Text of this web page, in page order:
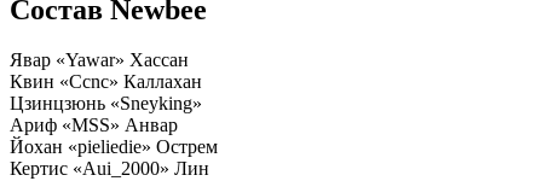
Состав Newbee
Явар «Yawar» Хассан
Квин «Ccnc» Каллахан
Цзинцзюнь «Sneyking»
Ариф «MSS» Анвар
Йохан «pieliedie» Острем
Кертис «Aui_2000» Лин